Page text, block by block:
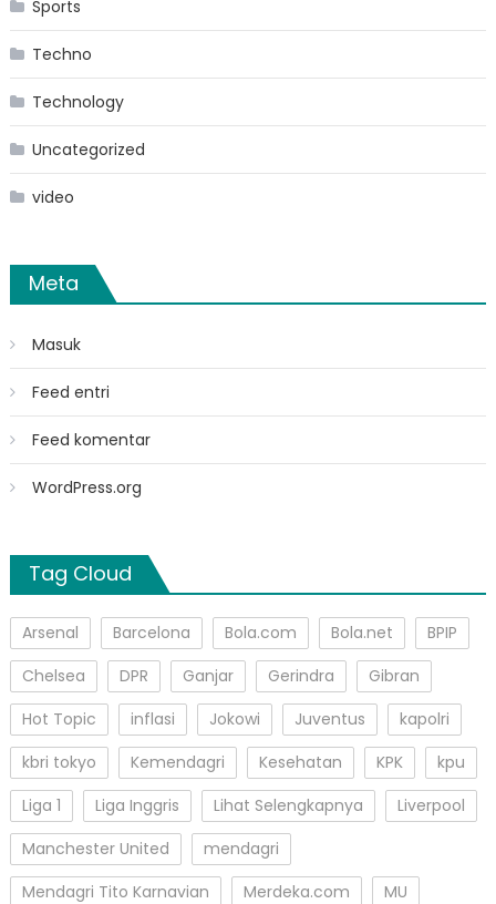
Sports
Techno
Technology
Uncategorized
video
Meta
Masuk
Feed entri
Feed komentar
WordPress.org
Tag Cloud
Arsenal Barcelona Bola.com Bola.net
BPIP
Chelsea
DPR Ganjar Gerindra
Gibran
Hot Topic
inflasi Jokowi Juventus
kapolri
kbri tokyo
Kemendagri Kesehatan KPK
kpu
Liga 1
Liga Inggris Lihat Selengkapnya
Liverpool
Manchester United
mendagri
Mendagri Tito Karnavian
Merdeka.com
MU